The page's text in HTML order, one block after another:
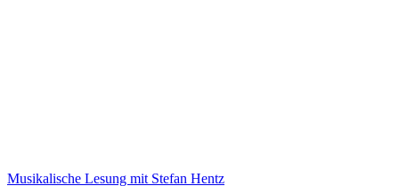
Musikalische Lesung mit Stefan Hentz